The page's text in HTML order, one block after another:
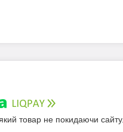
товар не покидаючи сайту.